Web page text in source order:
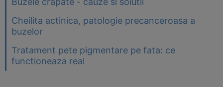
Cheilita actinica, patologie precanceroasa a
buzelor
Tratament pete pigmentare pe fata: ce
functioneaza real